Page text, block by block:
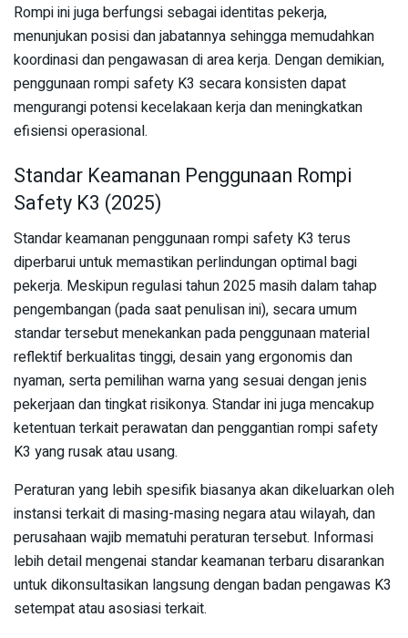
Rompi ini juga berfungsi sebagai identitas pekerja,
menunjukan posisi dan jabatannya sehingga memudahkan
koordinasi dan pengawasan di area kerja. Dengan demikian,
penggunaan rompi safety K3 secara konsisten dapat
mengurangi potensi kecelakaan kerja dan meningkatkan
efisiensi operasional.
Standar Keamanan Penggunaan Rompi
Safety K3 (2025)
Standar keamanan penggunaan rompi safety K3 terus
diperbarui untuk memastikan perlindungan optimal bagi
pekerja. Meskipun regulasi tahun 2025 masih dalam tahap
pengembangan (pada saat penulisan ini), secara umum
standar tersebut menekankan pada penggunaan material
reflektif berkualitas tinggi, desain yang ergonomis dan
nyaman, serta pemilihan warna yang sesuai dengan jenis
pekerjaan dan tingkat risikonya. Standar ini juga mencakup
ketentuan terkait perawatan dan penggantian rompi safety
K3 yang rusak atau usang.
Peraturan yang lebih spesifik biasanya akan dikeluarkan oleh
instansi terkait di masing-masing negara atau wilayah, dan
perusahaan wajib mematuhi peraturan tersebut. Informasi
lebih detail mengenai standar keamanan terbaru disarankan
untuk dikonsultasikan langsung dengan badan pengawas K3
setempat atau asosiasi terkait.